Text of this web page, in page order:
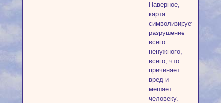
Наверное,
карта
символизирует
разрушение
всего
ненужного,
всего, что
причиняет
вред и
мешает
человеку.